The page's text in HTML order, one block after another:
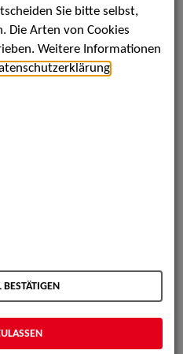
als PDF speichern
Sie bitte selbst,
Die Arten von Cookies
Weitere Informationen